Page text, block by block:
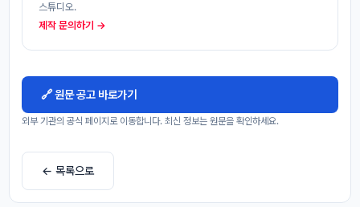
스튜디오.
제작 문의하기 →
🔗 원문 공고 바로가기
외부 기관의 공식 페이지로 이동합니다. 최신 정보는 원문을 확인하세요.
← 목록으로